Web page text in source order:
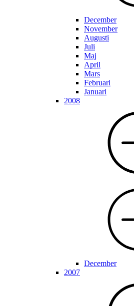
December
November
Augusti
Juli
Maj
April
Mars
Februari
Januari
2008
December
2007